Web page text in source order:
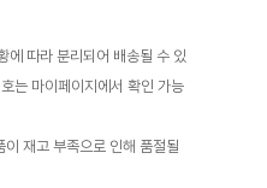
에 따라 분리되어 배송될 수 있
는 마이페이지에서 확인 가능
재고 부족으로 인해 품절될